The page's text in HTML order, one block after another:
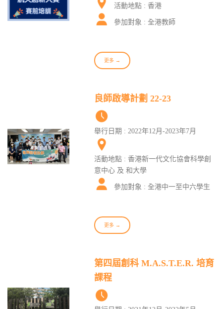
活動地點 : 香港
參加對象 : 全港教師
更多 →
良師啟導計劃 22-23
舉行日期 : 2022年12月-2023年7月
活動地點 : 香港新一代文化協會科學創
意中心 及 和大學
參加對象 : 全港中一至中六學生
更多 →
第四屆創科 M.A.S.T.E.R. 培育
課程